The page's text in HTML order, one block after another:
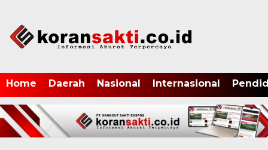
Home Daerah Nasional Internasional